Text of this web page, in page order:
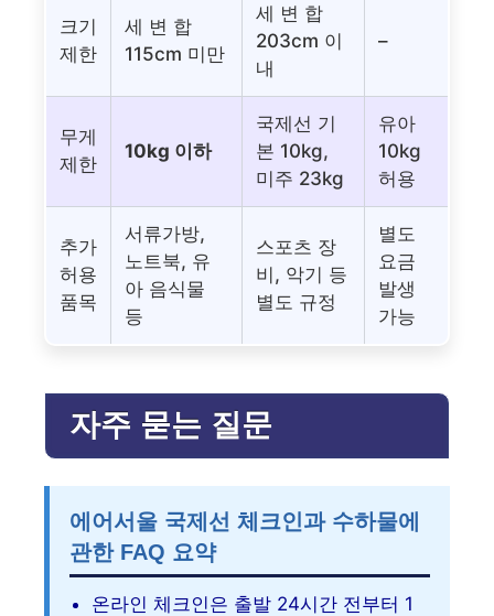
크기
제한
세 변 합
115cm 미만
세 변 합
203cm 이
내
–
무게
제한
10kg 이하
국제선 기
본 10kg,
미주 23kg
유아
10kg
허용
추가
허용
품목
서류가방,
노트북, 유
아 음식물
등
스포츠 장
비, 악기 등
별도 규정
별도
요금
발생
가능
자주 묻는 질문
에어서울 국제선 체크인과 수하물에
관한 FAQ 요약
온라인 체크인은 출발 24시간 전부터 1